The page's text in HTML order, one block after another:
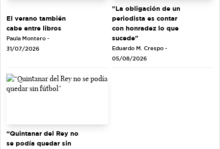
El verano también
cabe entre libros
Paula Montero -
31/07/2026
"La obligación de un
periodista es contar
con honradez lo que
sucede"
Eduardo M. Crespo -
05/08/2026
“Quintanar del Rey no
se podía quedar sin